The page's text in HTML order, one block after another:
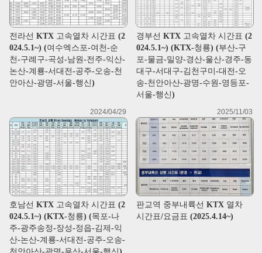
전라선 KTX 고속열차 시간표 (2
024.5.1~) (여수엑스포-여천-순
천-구례구-곡성-남원-전주-익산-
논산-계룡-서대전-공주-오송-천
안아산-광명-서울-행신)
경부선 KTX 고속열차 시간표 (2
024.5.1~) (KTX-청룡) (부산-구
포-물금-밀양-경산-울산-경주-동
대구-서대구-김천구미-대전-오
송-천안아산-광명-수원-영등포-
서울-행신)
2024/04/29
호남선 KTX 고속열차 시간표 (2
024.5.1~) (KTX-청룡) (목포-나
주-광주송정-장성-정읍-김제-익
산-논산-계룡-서대전-공주-오송-
2025/11/03
판교역 중부내륙선 KTX 열차
시간표/요금표 (2025.4.14~)